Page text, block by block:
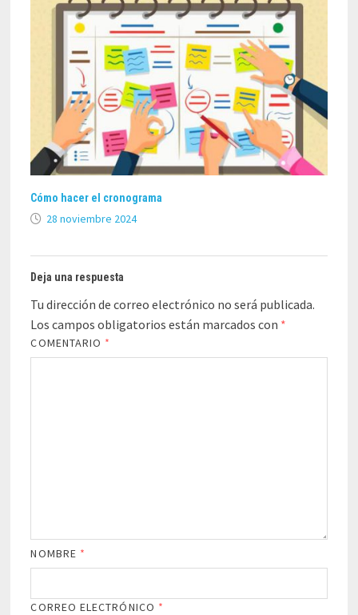
Cómo hacer el cronograma
28 noviembre 2024
Deja una respuesta
Tu dirección de correo electrónico no será publicada.
Los campos obligatorios están marcados con *
COMENTARIO *
NOMBRE *
CORREO ELECTRÓNICO *